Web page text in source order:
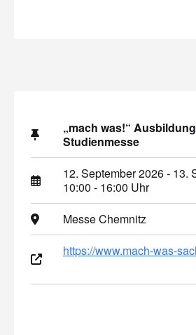
„mach was!“
Studienmesse
12. September 2026 - 13.
10:00 - 16:00 Uhr
Messe Chemnitz
https://www.mach-was-